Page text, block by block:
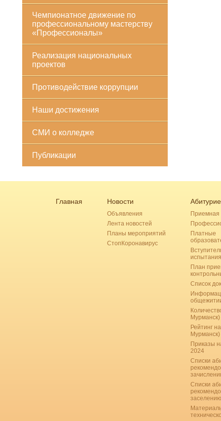
Чемпионатное движение по
профессиональному мастерству
«Профессионалы»
Реализация национальных
проектов
Противодействие коррупции
Наши достижения
СМИ о колледже
Публикации
Главная Новости
Объявления
Лента новостей
Планы мероприятий
СтопКоронавирус
Приемная
Платные
испытания
План
Список
Мурманск)
Рейтинг
Мурманск)
Приказы
2024
Списки
Списки